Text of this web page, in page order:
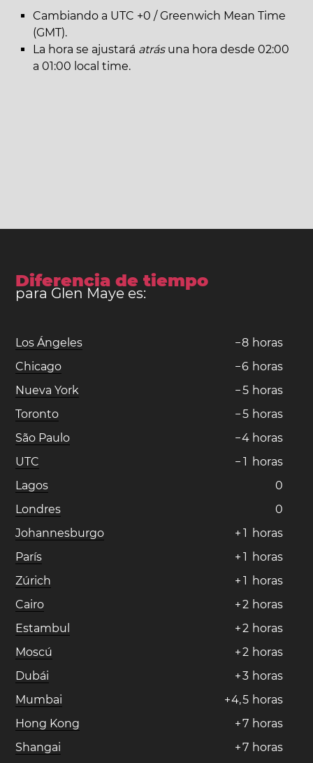
Cambiando a UTC +0 / Greenwich Mean Time
(GMT).
La hora se ajustará atrásuna hora desde 02:00
a 01:00 local time.
Diferencia de tiempo
para Glen Maye es:
Los Ángeles −8 horas
Chicago
−6 horas
Nueva York
−5 horas
Toronto
−5 horas
São Paulo
−4 horas
UTC
− 1 horas
Lagos
0
Londres
0
Johannesburgo
+ 1 horas
París
+ 1 horas
Zúrich
+ 1 horas
Cairo
+2 horas
Estambul
+2 horas
Moscú
+2 horas
Dubái
+3 horas
Mumbai
+4,5 horas
Hong Kong
+7 horas
Shangai
+7 horas